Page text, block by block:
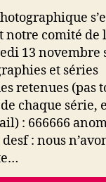
notre comité de
13 novembre
et séries
retenues (pas
chaque série,
: 666666
: nous